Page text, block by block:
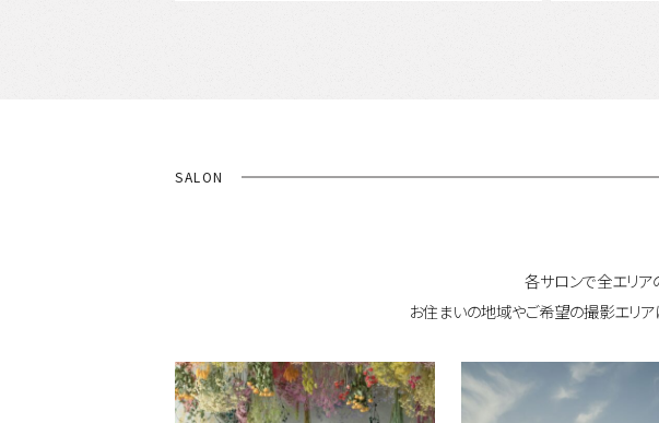
SALON
各サロンで全エリア
お住まいの地域やご希望の撮影エリア